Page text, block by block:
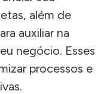
além de
auxiliar na
negócio. Esses
processos e